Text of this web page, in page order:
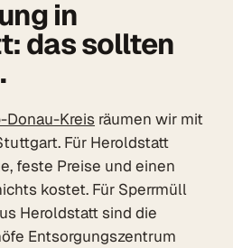
in
das sollten
Donau-Kreis räumen wir mit
Für Heroldstatt
feste Preise und einen
kostet. Für Sperrmüll
Heroldstatt sind die
Entsorgungszentrum